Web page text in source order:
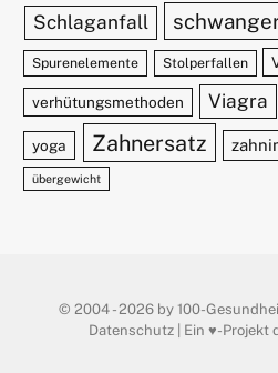
Schlaganfall
Spurenelemente Stolperfallen
verhütungsmethoden Viagra
yoga Zahnersatz
übergewicht
© 2004 - 2026 by 100-
Datenschutz | Ein ♥️-Projekt